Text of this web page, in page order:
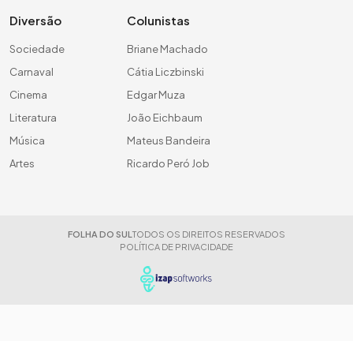
Diversão
Sociedade
Carnaval
Cinema
Literatura
Música
Artes
Colunistas
Briane Machado
Cátia Liczbinski
Edgar Muza
João Eichbaum
Mateus Bandeira
Ricardo Peró Job
FOLHA DO SUL TODOS OS DIREITOS RESERVADOS
POLÍTICA DE PRIVACIDADE